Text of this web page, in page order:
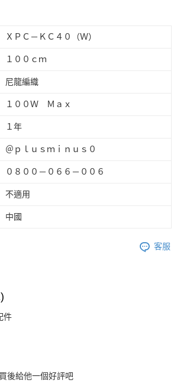
ＸＰＣ－ＫＣ４０（Ｗ）
１００ｃｍ
尼龍編織
１００Ｗ Ｍａｘ
１年
＠ｐｌｕｓｍｉｎｕｓ０
０８００－０６６－００６
不適用
中國
客服
件
後給他一個好評吧